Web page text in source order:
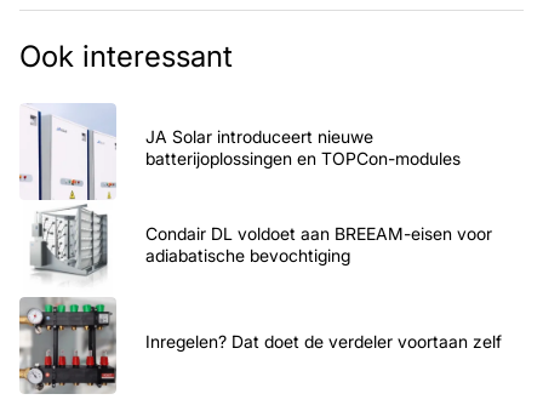
Ook interessant
JA Solar introduceert nieuwe
batterijoplossingen en TOPCon-modules
Condair DL voldoet aan BREEAM-eisen voor
adiabatische bevochtiging
Inregelen? Dat doet de verdeler voortaan zelf